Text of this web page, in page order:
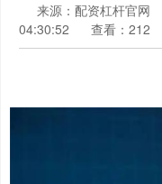
来源：配资杠杆官网
04:30:52
查看：212